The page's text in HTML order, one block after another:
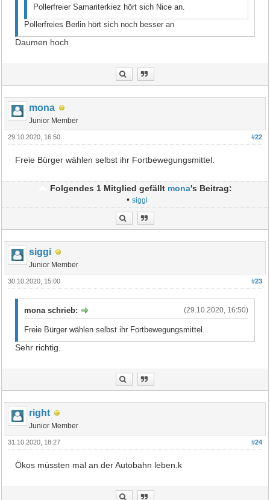
Pollerfreier Samariterkiez hört sich Nice an.
Pollerfreies Berlin hört sich noch besser an
Daumen hoch
mona
Junior Member
#22
29.10.2020, 16:50
Freie Bürger wählen selbst ihr Fortbewegungsmittel.
Folgendes 1 Mitglied gefällt mona's Beitrag:
•siggi
siggi
Junior Member
#23
30.10.2020, 15:00
(29.10.2020, 16:50)
mona schrieb:
Freie Bürger wählen selbst ihr Fortbewegungsmittel.
Sehr richtig.
right
Junior Member
#24
31.10.2020, 18:27
Ökos müssten mal an der Autobahn leben.k